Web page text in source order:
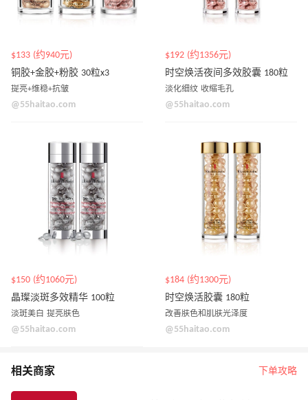
$133 (约940元)
铜胶+金胶+粉胶 30粒x3
提亮+维稳+抗皱
@55haitao.com
$192 (约1356元)
时空焕活夜间多效胶囊 180粒
淡化细纹 收缩毛孔
@55haitao.com
$150 (约1060元)
晶璨淡斑多效精华 100粒
淡斑美白 提亮肤色
@55haitao.com
$184 (约1300元)
时空焕活胶囊 180粒
改善肤色和肌肤光泽度
@55haitao.com
相关商家 下单攻略